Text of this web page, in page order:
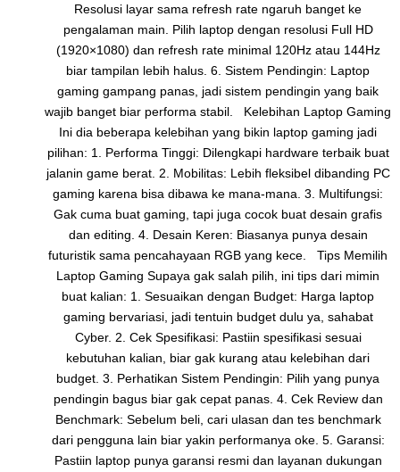
Resolusi layar sama refresh rate ngaruh banget ke
pengalaman main. Pilih laptop dengan resolusi Full HD
(1920×1080) dan refresh rate minimal 120Hz atau 144Hz
biar tampilan lebih halus. 6. Sistem Pendingin: Laptop
gaming gampang panas, jadi sistem pendingin yang baik
wajib banget biar performa stabil. Kelebihan Laptop Gaming
Ini dia beberapa kelebihan yang bikin laptop gaming jadi
pilihan: 1. Performa Tinggi: Dilengkapi hardware terbaik buat
jalanin game berat. 2. Mobilitas: Lebih fleksibel dibanding PC
gaming karena bisa dibawa ke mana-mana. 3. Multifungsi:
Gak cuma buat gaming, tapi juga cocok buat desain grafis
dan editing. 4. Desain Keren: Biasanya punya desain
futuristik sama pencahayaan RGB yang kece. Tips Memilih
Laptop Gaming Supaya gak salah pilih, ini tips dari mimin
buat kalian: 1. Sesuaikan dengan Budget: Harga laptop
gaming bervariasi, jadi tentuin budget dulu ya, sahabat
Cyber. 2. Cek Spesifikasi: Pastiin spesifikasi sesuai
kebutuhan kalian, biar gak kurang atau kelebihan dari
budget. 3. Perhatikan Sistem Pendingin: Pilih yang punya
pendingin bagus biar gak cepat panas. 4. Cek Review dan
Benchmark: Sebelum beli, cari ulasan dan tes benchmark
dari pengguna lain biar yakin performanya oke. 5. Garansi:
Pastiin laptop punya garansi resmi dan layanan dukungan